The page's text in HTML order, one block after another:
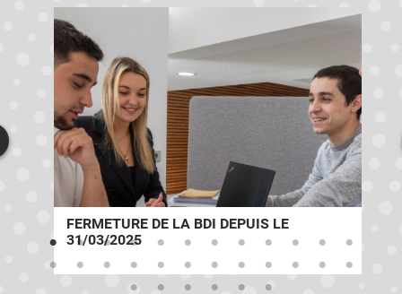
FERMETURE DE LA BDI DEPUIS LE
31/03/2025